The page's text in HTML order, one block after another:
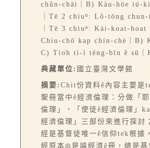
chûn-chāi｜B) Kàu-hōe iú-
｜Tē 2 chiuⁿ: Lô-tōng
｜Tē 3 chiuⁿ: Kái-koat-hoat
Chiu-chō͘ kap chín-chè｜B)
C) Tio̍h tì-ì téng-bīn ê sū｜
典藏單位: 國立臺灣文學館
摘要: Chit份資料ê內容主要是
聖冊當中ê經濟倫理：分做「
倫理」、「使徒ê經濟倫理」
經濟倫理」三部份來進行探討
經是基督徒唯一ê信仰te̍k根據
經原本m̄是論經濟ê冊，總是基